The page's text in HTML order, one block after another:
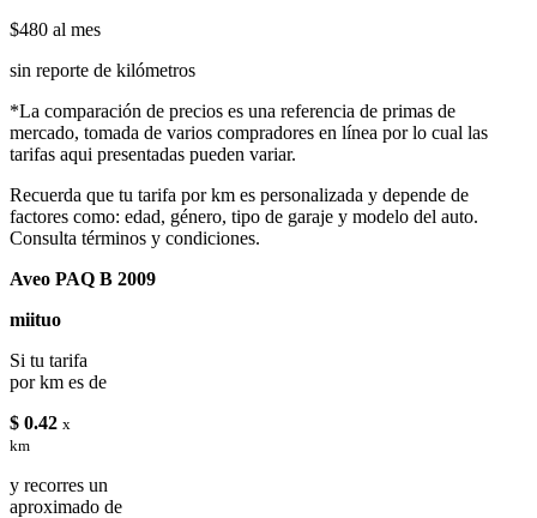
$480 al mes
sin reporte de kilómetros
*La comparación de precios es una referencia de primas de
mercado, tomada de varios compradores en línea por lo cual las
tarifas aqui presentadas pueden variar.
Recuerda que tu tarifa por km es personalizada y depende de
factores como: edad, género, tipo de garaje y modelo del auto.
Consulta términos y condiciones.
Aveo PAQ B 2009
miituo
Si tu tarifa
por km es de
$ 0.42 x
km
y recorres un
aproximado de